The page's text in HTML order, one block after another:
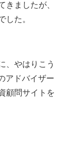
きましたが、
した。
、やはりこう
アドバイザー
顧問サイトを